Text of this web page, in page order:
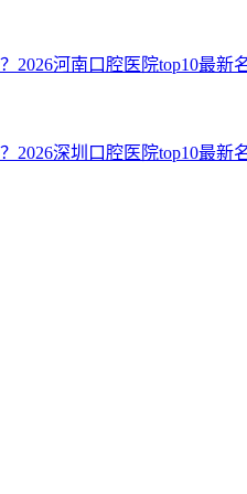
2026河南口腔医院top10最新
2026深圳口腔医院top10最新